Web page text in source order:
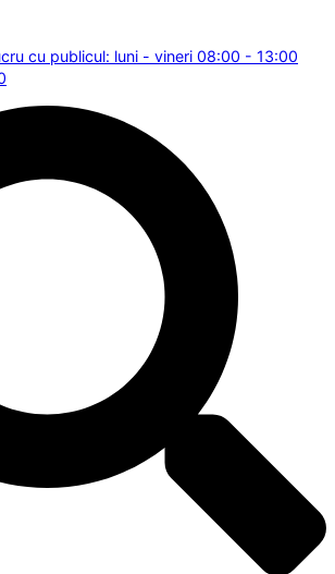
cu publicul: luni - vineri 08:00 - 13:00